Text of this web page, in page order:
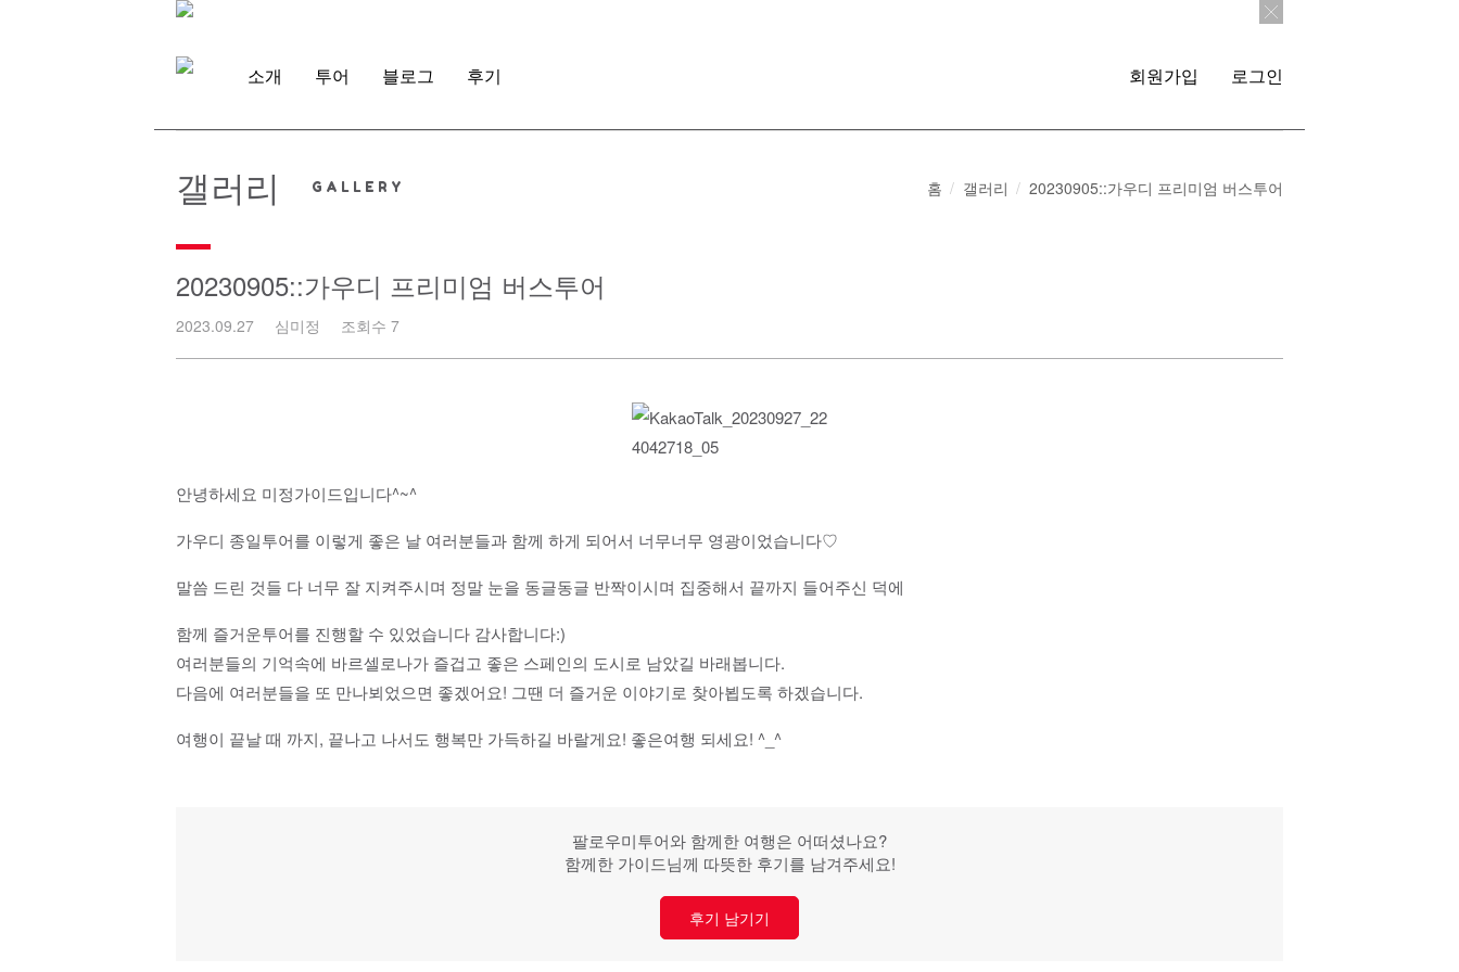
소개 투어 블로그 후기 회원가입 로그인
홈 갤러리 20230905::가우디 프리미엄 버스투어
갤러리
20230905::가우디 프리미엄 버스투어
2023.09.27 심미정 조회수 7
안녕하세요 미정가이드입니다^~^
가우디 종일투어를 이렇게 좋은 날 여러분들과 함께 하게 되어서 너무너무 영광이었습니다♡
말씀 드린 것들 다 너무 잘 지켜주시며 정말 눈을 동글동글 반짝이시며 집중해서 끝까지 들어주신 덕에
함께 즐거운투어를 진행할 수 있었습니다 감사합니다:)
여러분들의 기억속에 바르셀로나가 즐겁고 좋은 스페인의 도시로 남았길 바래봅니다.
다음에 여러분들을 또 만나뵈었으면 좋겠어요! 그땐 더 즐거운 이야기로 찾아뵙도록 하겠습니다.
여행이 끝날 때 까지, 끝나고 나서도 행복만 가득하길 바랄게요! 좋은여행 되세요! ^_^
팔로우미투어와 함께한 여행은 어떠셨나요?
함께한 가이드님께 따뜻한 후기를 남겨주세요!
후기 남기기